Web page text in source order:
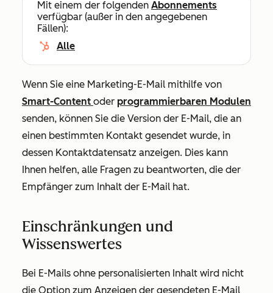
Mit einem der folgenden Abonnements
verfügbar (außer in den angegebenen
Fällen):
Alle
Wenn Sie eine Marketing-E-Mail mithilfe von
Smart-Content oder programmierbaren Modulen
senden, können Sie die Version der E-Mail, die an
einen bestimmten Kontakt gesendet wurde, in
dessen Kontaktdatensatz anzeigen. Dies kann
Ihnen helfen, alle Fragen zu beantworten, die der
Empfänger zum Inhalt der E-Mail hat.
Einschränkungen und
Wissenswertes
Bei E-Mails ohne personalisierten Inhalt wird nicht
die Option zum Anzeigen der gesendeten E-Mail